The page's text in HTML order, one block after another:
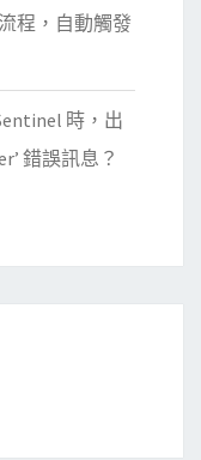
程，自動觸發
時，出
錯誤訊息？